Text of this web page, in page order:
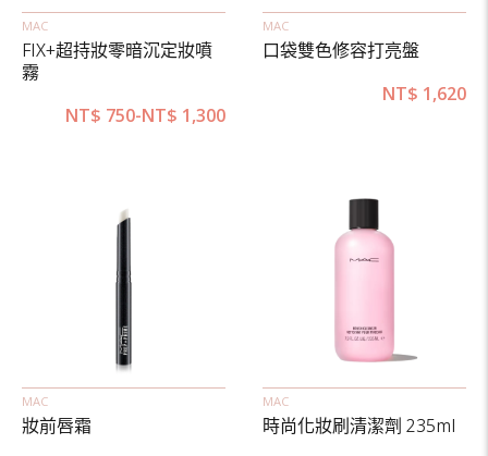
MAC
FIX+超持妝零暗沉定妝噴
霧
NT$ 750-NT$ 1,300
MAC
口袋雙色修容打亮盤
NT$ 1,620
MAC
妝前唇霜
MAC
時尚化妝刷清潔劑 235ml